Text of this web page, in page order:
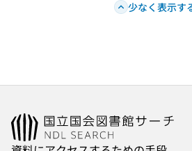
少なく表示す